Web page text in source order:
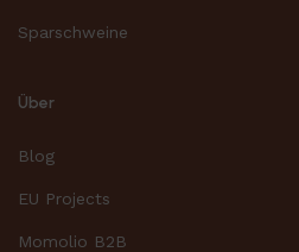
Sparschweine
Über
Blog
EU Projects
Momolio B2B